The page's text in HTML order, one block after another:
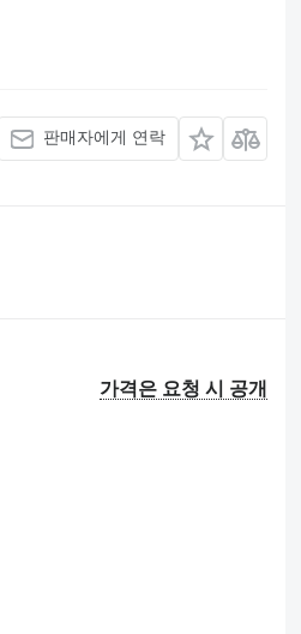
판매자에게 연락
가격은 요청 시 공개